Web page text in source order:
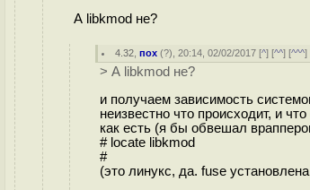
А libkmod не?
4.32 ,пох (?), 20:14, 02/02/2017 [^] [^^] [^^^]
> А libkmod не?
и получаем зависимость
неизвестно что происходит, и
как есть (я бы обвешал
# locate libkmod
#
(это линукс, да. fuse